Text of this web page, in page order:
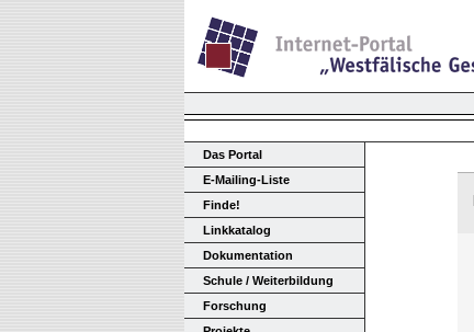
Das Portal
E-Mailing-Liste
Finde!
Linkkatalog
Dokumentation
Schule / Weiterbildung
Forschung